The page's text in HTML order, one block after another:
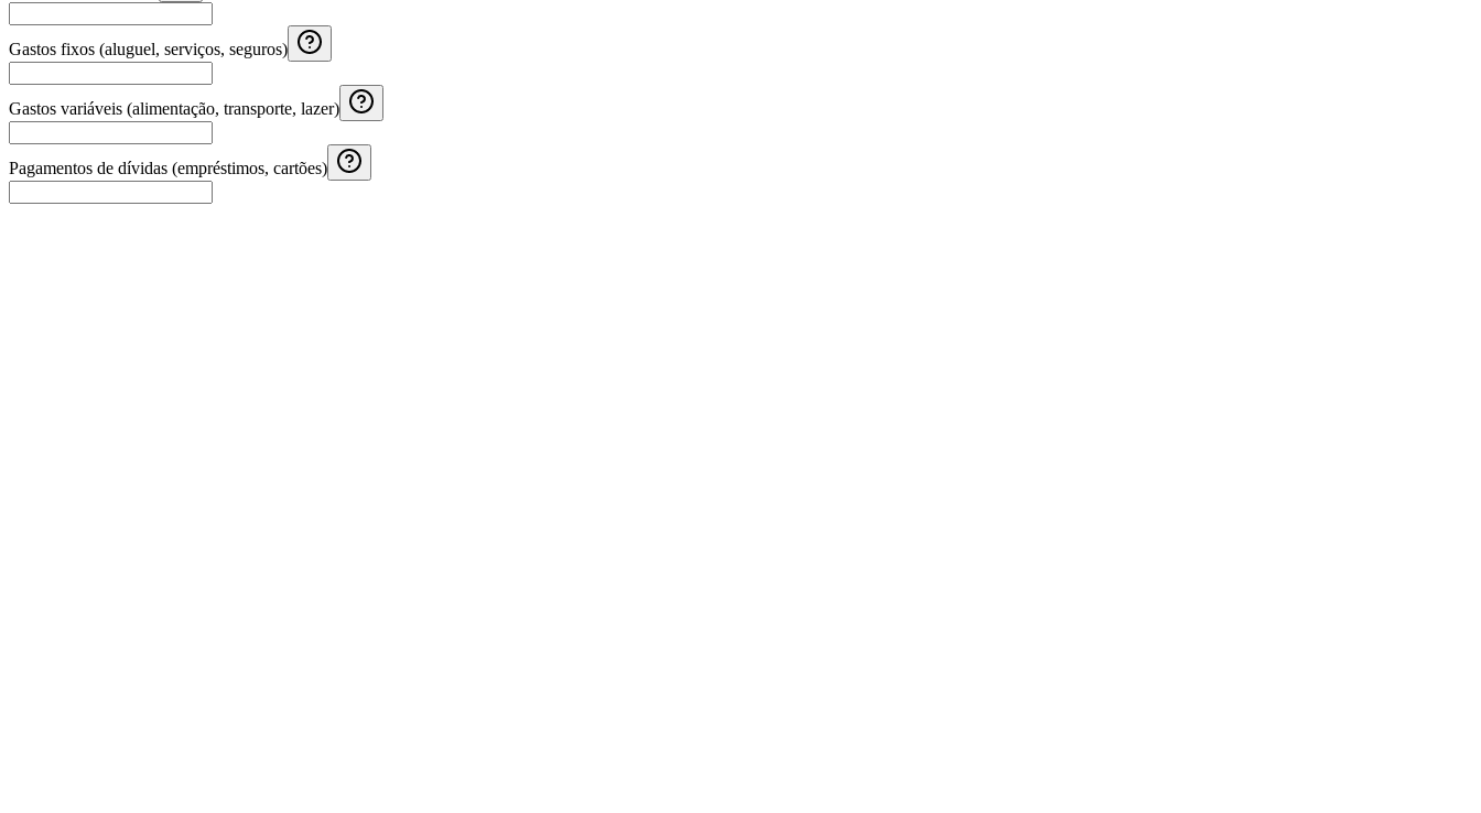
Gastos fixos (aluguel, serviços, seguros)
Gastos variáveis (alimentação, transporte, lazer)
Pagamentos de dívidas (empréstimos, cartões)